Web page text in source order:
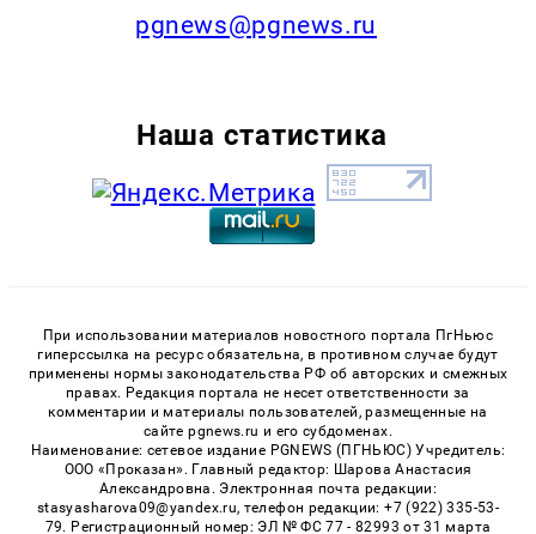
pgnews@pgnews.ru
Наша статистика
При использовании материалов новостного портала ПгНьюс
гиперссылка на ресурс обязательна, в противном случае будут
применены нормы законодательства РФ об авторских и смежных
правах. Редакция портала не несет ответственности за
комментарии и материалы пользователей, размещенные на
сайте pgnews.ru и его субдоменах.
Наименование: сетевое издание PGNEWS (ПГНЬЮС) Учредитель:
ООО «Проказан». Главный редактор: Шарова Анастасия
Александровна. Электронная почта редакции:
stasyasharova09@yandex.ru, телефон редакции: +7 (922) 335-53-
79. Регистрационный номер: ЭЛ № ФС 77 - 82993 от 31 марта